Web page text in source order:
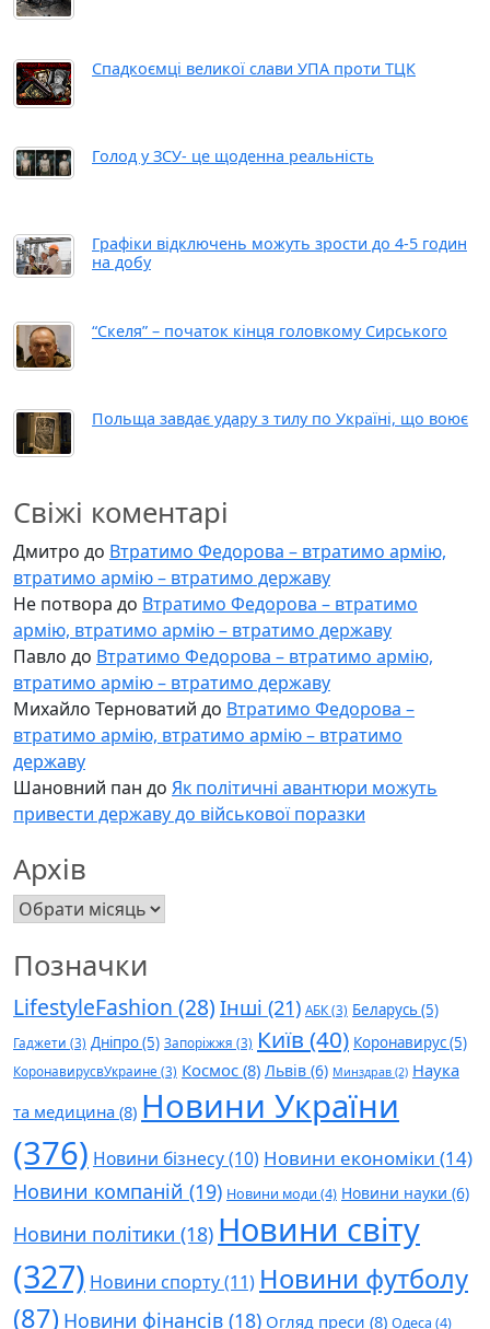
Спадкоємці великої слави УПА проти ТЦК
Голод у ЗСУ- це щоденна реальність
Графіки відключень можуть зрости до 4-5 годин
на добу
“Скеля” – початок кінця головкому Сирського
Польща завдає удару з тилу по Україні, що воює
Свіжі коментарі
Дмитро до Втратимо Федорова – втратимо армію,
втратимо армію – втратимо державу
Не потвора до Втратимо Федорова – втратимо
армію, втратимо армію – втратимо державу
Павло до Втратимо Федорова – втратимо армію,
втратимо армію – втратимо державу
Михайло Терноватий до Втратимо Федорова –
втратимо армію, втратимо армію – втратимо
державу
Шановний пан до Як політичні авантюри можуть
привести державу до військової поразки
Архів
Архів
Позначки
LifestyleFashion (28) Інші (21) АБК(3) Беларусь(5)
Гаджети (3) Дніпро(5) Запоріжжя (3) Київ (40) Коронавирус(5)
КоронавирусвУкраине (3) Космос (8) Львів (6) Минздрав (2) Наука
та медицина (8) Новини України
(376) Новини бізнесу(10) Новини економіки (14)
Новини компаній (19) Новини моди (4) Новини науки (6)
Новини політики (18) Новини світу
(327) Новини спорту(11) Новини футболу
(87) Новини фінансів (18) Огляд преси (8) Одеса (4)